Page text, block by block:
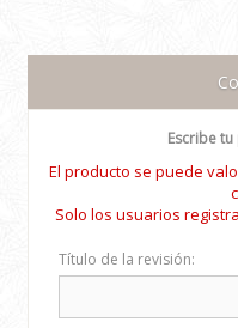
Escribe
El producto se puede
Solo los usuarios
Título de la revisión: